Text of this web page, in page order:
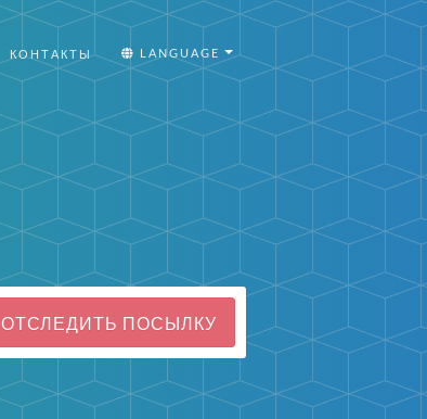
КОНТАКТЫ LANGUAGE
ОТСЛЕДИТЬ ПОСЫЛКУ